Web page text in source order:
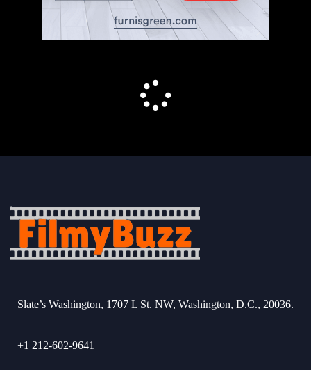
Slate’s Washington, 1707 L St. NW, Washington, D.C., 20036.
+1 212-602-9641